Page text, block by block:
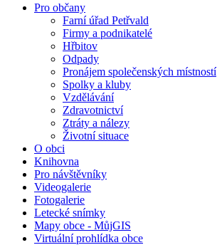
Pro občany
Farní úřad Petřvald
Firmy a podnikatelé
Hřbitov
Odpady
Pronájem společenských místností
Spolky a kluby
Vzdělávání
Zdravotnictví
Ztráty a nálezy
Životní situace
O obci
Knihovna
Pro návštěvníky
Videogalerie
Fotogalerie
Letecké snímky
Mapy obce - MůjGIS
Virtuální prohlídka obce